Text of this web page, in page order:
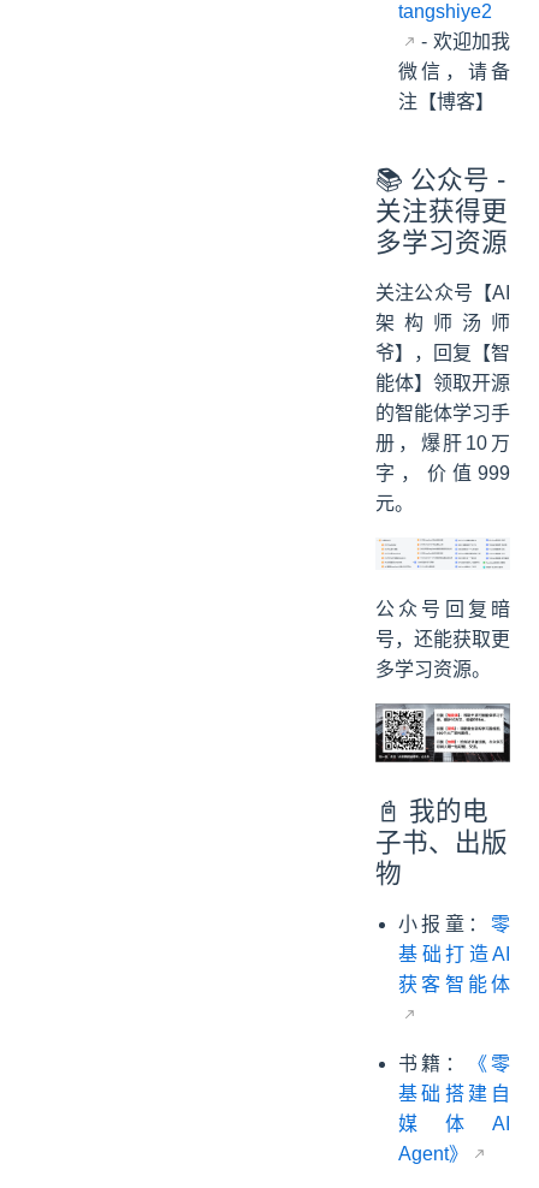
tangshiye2
- 欢迎加我
微信，请备
注【博客】
📚 公众号 -
关注获得更
多学习资源
关注公众号【AI
架构师汤师
爷】，回复【智
能体】领取开源
的智能体学习手
册，爆肝10万
字，价值999
元。
公众号回复暗
号，还能获取更
多学习资源。
📓 我的电
子书、出版
物
小报童： 零
基础打造AI
获客智能体
书籍：
《零
基础搭建自
媒体AI
Agent》